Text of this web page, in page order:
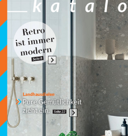
Vollbild
PDF herunterladen
Suchen
Datenschutzerklärung anzeigen